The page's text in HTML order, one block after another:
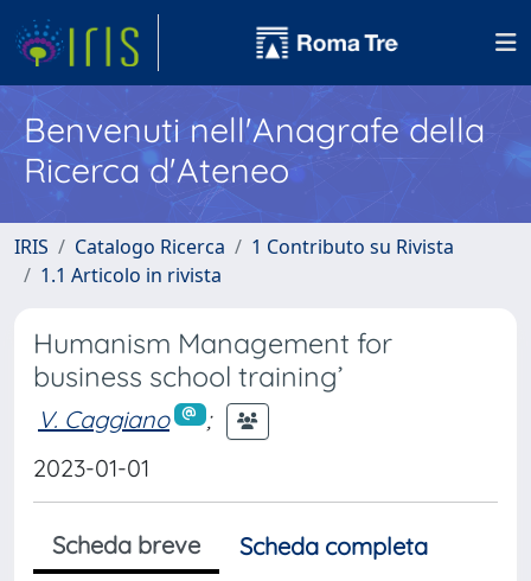
Benvenuti nell'Anagrafe della
Ricerca d'Ateneo
IRIS Catalogo Ricerca
1 Contributo su Rivista
1.1 Articolo in rivista
Humanism Management for
business school training’
V. Caggiano
;
2023-01-01
Scheda breve
Scheda completa